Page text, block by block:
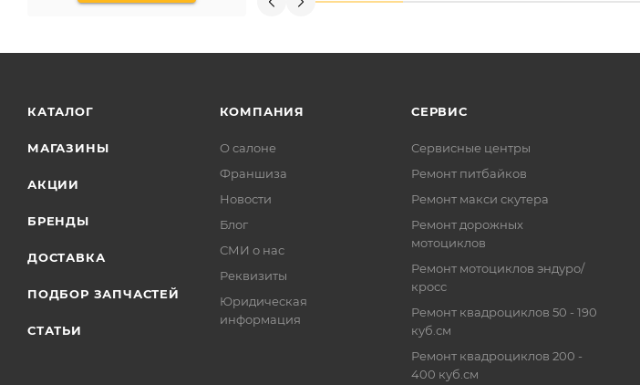
КАТАЛОГ
МАГАЗИНЫ
АКЦИИ
БРЕНДЫ
ДОСТАВКА
ПОДБОР ЗАПЧАСТЕЙ
СТАТЬИ
КОМПАНИЯ
О салоне
Франшиза
Новости
Блог
СМИ о нас
Реквизиты
Юридическая
информация
СЕРВИС
Сервисные центры
Ремонт питбайков
Ремонт макси скутера
Ремонт дорожных
мотоциклов
Ремонт мотоциклов эндуро/
кросс
Ремонт квадроциклов 50 - 190
куб.см
Ремонт квадроциклов 200 -
400 куб.см